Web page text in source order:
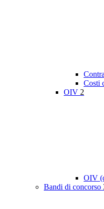
Costi
OIV 2
OIV
Bandi di concorso